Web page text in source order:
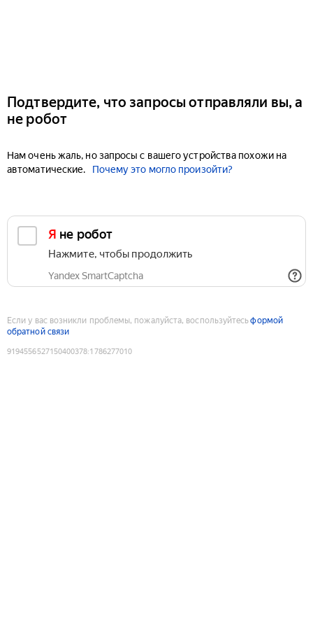
Подтвердите, что запросы отправляли вы, а
не робот
Нам очень жаль, но запросы с вашего устройства похожи на
автоматические.
Почему это могло произойти?
Я не робот
Нажмите, чтобы продолжить
Yandex SmartCaptcha
Если у вас возникли проблемы, пожалуйста, воспользуйтесьформой
обратной связи
9194556527150400378:1786277010